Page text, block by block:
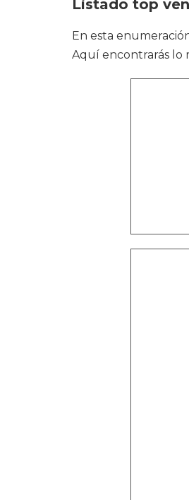
Listado top
En esta
Aquí encontrarás lo